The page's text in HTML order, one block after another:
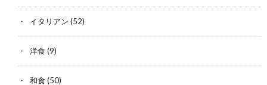
イタリアン (52)
洋食 (9)
和食 (50)